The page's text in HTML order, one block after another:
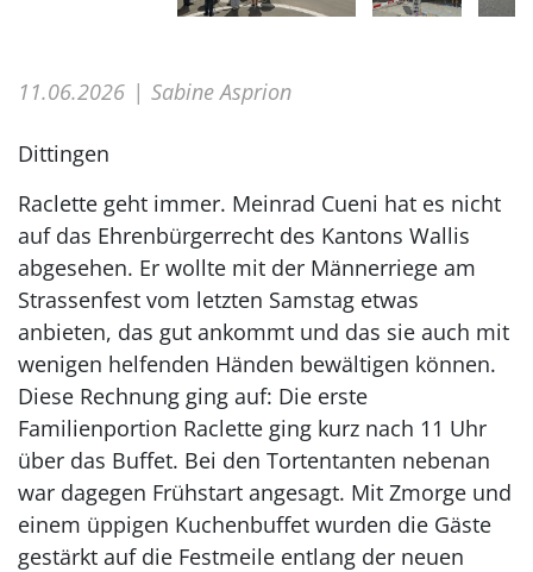
11.06.2026 Sabine Asprion
Dittingen
Raclette geht immer. Meinrad Cueni hat es nicht
auf das Ehrenbürgerrecht des Kantons Wallis
abgesehen. Er wollte mit der Männerriege am
Strassenfest vom letzten Samstag etwas
anbieten, das gut ankommt und das sie auch mit
wenigen helfenden Händen bewältigen können.
Diese Rechnung ging auf: Die erste
Familienportion Raclette ging kurz nach 11 Uhr
über das Buffet. Bei den Tortentanten nebenan
war dagegen Frühstart angesagt. Mit Zmorge und
einem üppigen Kuchenbuffet wurden die Gäste
gestärkt auf die Festmeile entlang der neuen